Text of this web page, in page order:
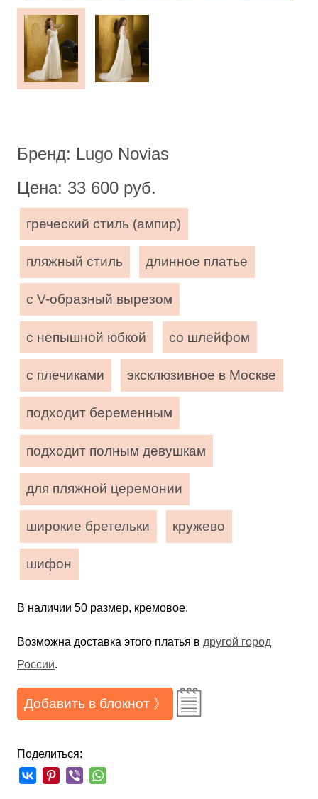
Бренд: Lugo Novias
Цена: 33 600 руб.
греческий стиль (ампир)
пляжный стиль длинное платье
с V-образный вырезом
с непышной юбкой со шлейфом
с плечиками эксклюзивное в Москве
подходит беременным
подходит полным девушкам
для пляжной церемонии
широкие бретельки кружево
шифон
В наличии 50 размер, кремовое.
Возможна доставка этого платья в другой город
России.
Добавить в блокнот 》
Поделиться: